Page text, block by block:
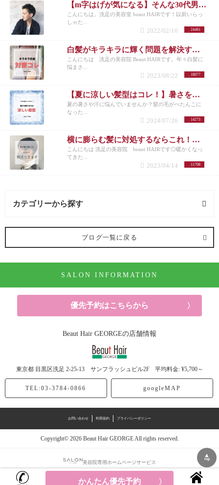
【m字はげが気になる】そんな30代男性におすすめの髪型3選！
こんにちは。洗足の美容室 beaut HAIRです！以前いらっ
しゃた...
24461
2022/02/10
白髪がキラキラに輝く問題を解決する方法とは？白髪を活かしたカラーも紹介
こんにちは 洗足の美容院 Beaut HAIRです。年々白髪に
悩まさ...
18077
2023/08/22
【夏に涼しい髪型はコレ！】暑さを乗り切りたいメンズさんにオススメの髪型とは？
夏の暑さや汗に悩んでいませんか？髪の毛がぺたんこに
なった...
14273
2024/07/26
横に膨らむ髪に対処するならこれ！洗足でメンズカットが得意な美容院が紹介◎
こんにちは 洗足の美容院 beaut HAIRです◎暖かくなっ
てきた...
11708
2023/04/14
カテゴリーから探す
オススメメニュー (99記事)
スタイリング剤 (3記事)
ヘアセット (4記事)
ブログ一覧に戻る
SALON INFORMATION
優先予約はこちらから
Beaut Hair GEORGEの店舗情報
東京都 目黒区洗足 2-25-13 サンフラッシュビル2F 平均料金: ¥5,700～
TEL:03-3784-0866 googleMAP
お問い合わせ 利用規約 プライバシーポリシー
Copyright© 2026 Beaut Hair GEORGE All rights reserved.
美容院専用ホームページサービス
▲
top
かんたん優先予約